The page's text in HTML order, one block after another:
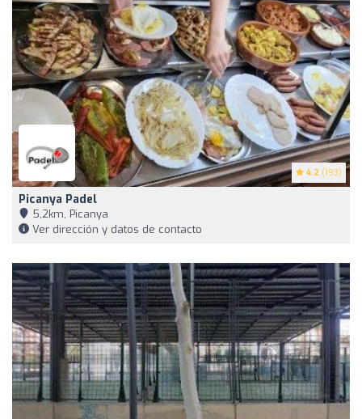
4.2 (193)
Picanya Padel
5,2km, Picanya
Ver dirección y datos de contacto